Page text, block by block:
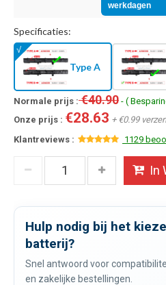
werkdagen
Specificaties:
Type A
Normale prijs :€40.90 - (
Onze prijs : €28.63 + €0.99
Klantreviews :
1129
In
Hulp nodig bij het
batterij?
Snel antwoord voor
en zakelijke bestellingen.